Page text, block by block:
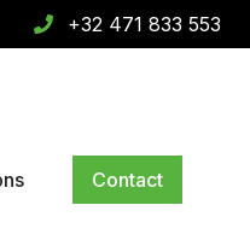
+32 471 833 553
Contact